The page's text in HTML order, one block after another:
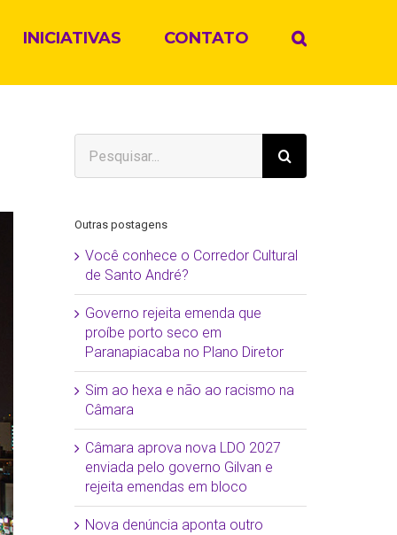
INICIATIVAS CONTATO
resultados
para:
Outras postagens
Você conhece o Corredor Cultural
de Santo André?
Governo rejeita emenda que
proíbe porto seco em
Paranapiacaba no Plano Diretor
Sim ao hexa e não ao racismo na
Câmara
Câmara aprova nova LDO 2027
enviada pelo governo Gilvan e
rejeita emendas em bloco
Nova denúncia aponta outro